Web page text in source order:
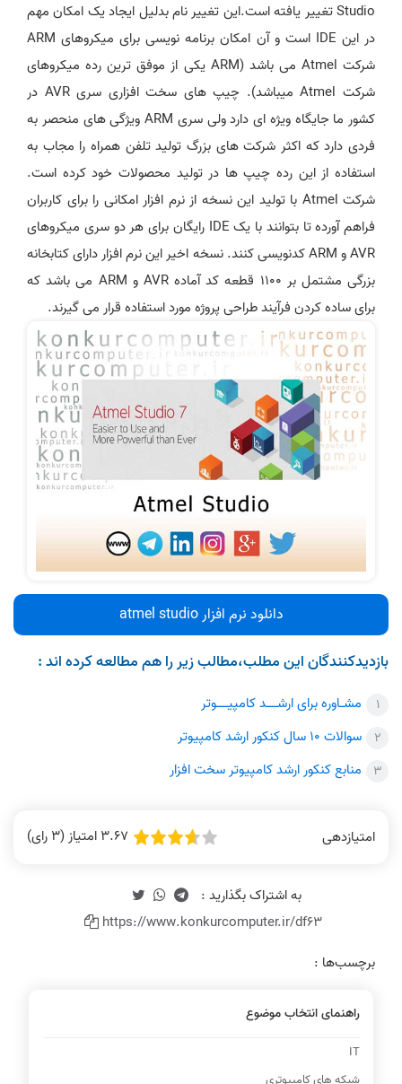
Studio تغییر یافته است.این تغییر نام بدلیل ایجاد یک امکان مهم
در این IDE است و آن امکان برنامه نویسی برای میکروهای ARM
شرکت Atmel می باشد (ARM یکی از موفق ترین رده میکروهای
شرکت Atmel میباشد). چیپ های سخت افزاری سری AVR در
کشور ما جایگاه ویژه ای دارد ولی سری ARM ویژگی های منحصر به
فردی دارد که اکثر شرکت های بزرگ تولید تلفن همراه را مجاب به
استفاده از این رده چیپ ها در تولید محصولات خود کرده است.
شرکت Atmel با تولید این نسخه از نرم افزار امکانی را برای کاربران
فراهم آورده تا بتوانند با یک IDE رایگان برای هر دو سری میکروهای
AVR و ARM کدنویسی کنند. نسخه اخیر این نرم افزار دارای کتابخانه
بزرگی مشتمل بر 1100 قطعه کد آماده AVR و ARM می باشد که
برای ساده کردن فرآیند طراحی پروژه مورد استفاده قرار می گیرند.
دانلود نرم افزار atmel studio
بازدیدکنندگان این مطلب،مطالب زیر را هم مطالعه کرده اند :
مشـاوره برای ارشـــد کامپیـــوتر
سوالات 10 سال کنکور ارشد کامپیوتر
منابع کنکور ارشد کامپیوتر سخت افزار
امتیازدهی 3.67 امتیاز (3 رای)
https://www.konkurcomputer.ir/df63
برچسب‌ها :
راهنمای انتخاب موضوع
IT
شبکه های کامپیوتری